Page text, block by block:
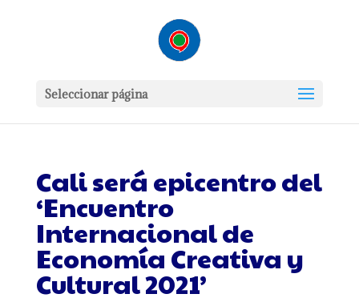
Seleccionar página
Cali será epicentro del
‘Encuentro
Internacional de
Economía Creativa y
Cultural 2021’